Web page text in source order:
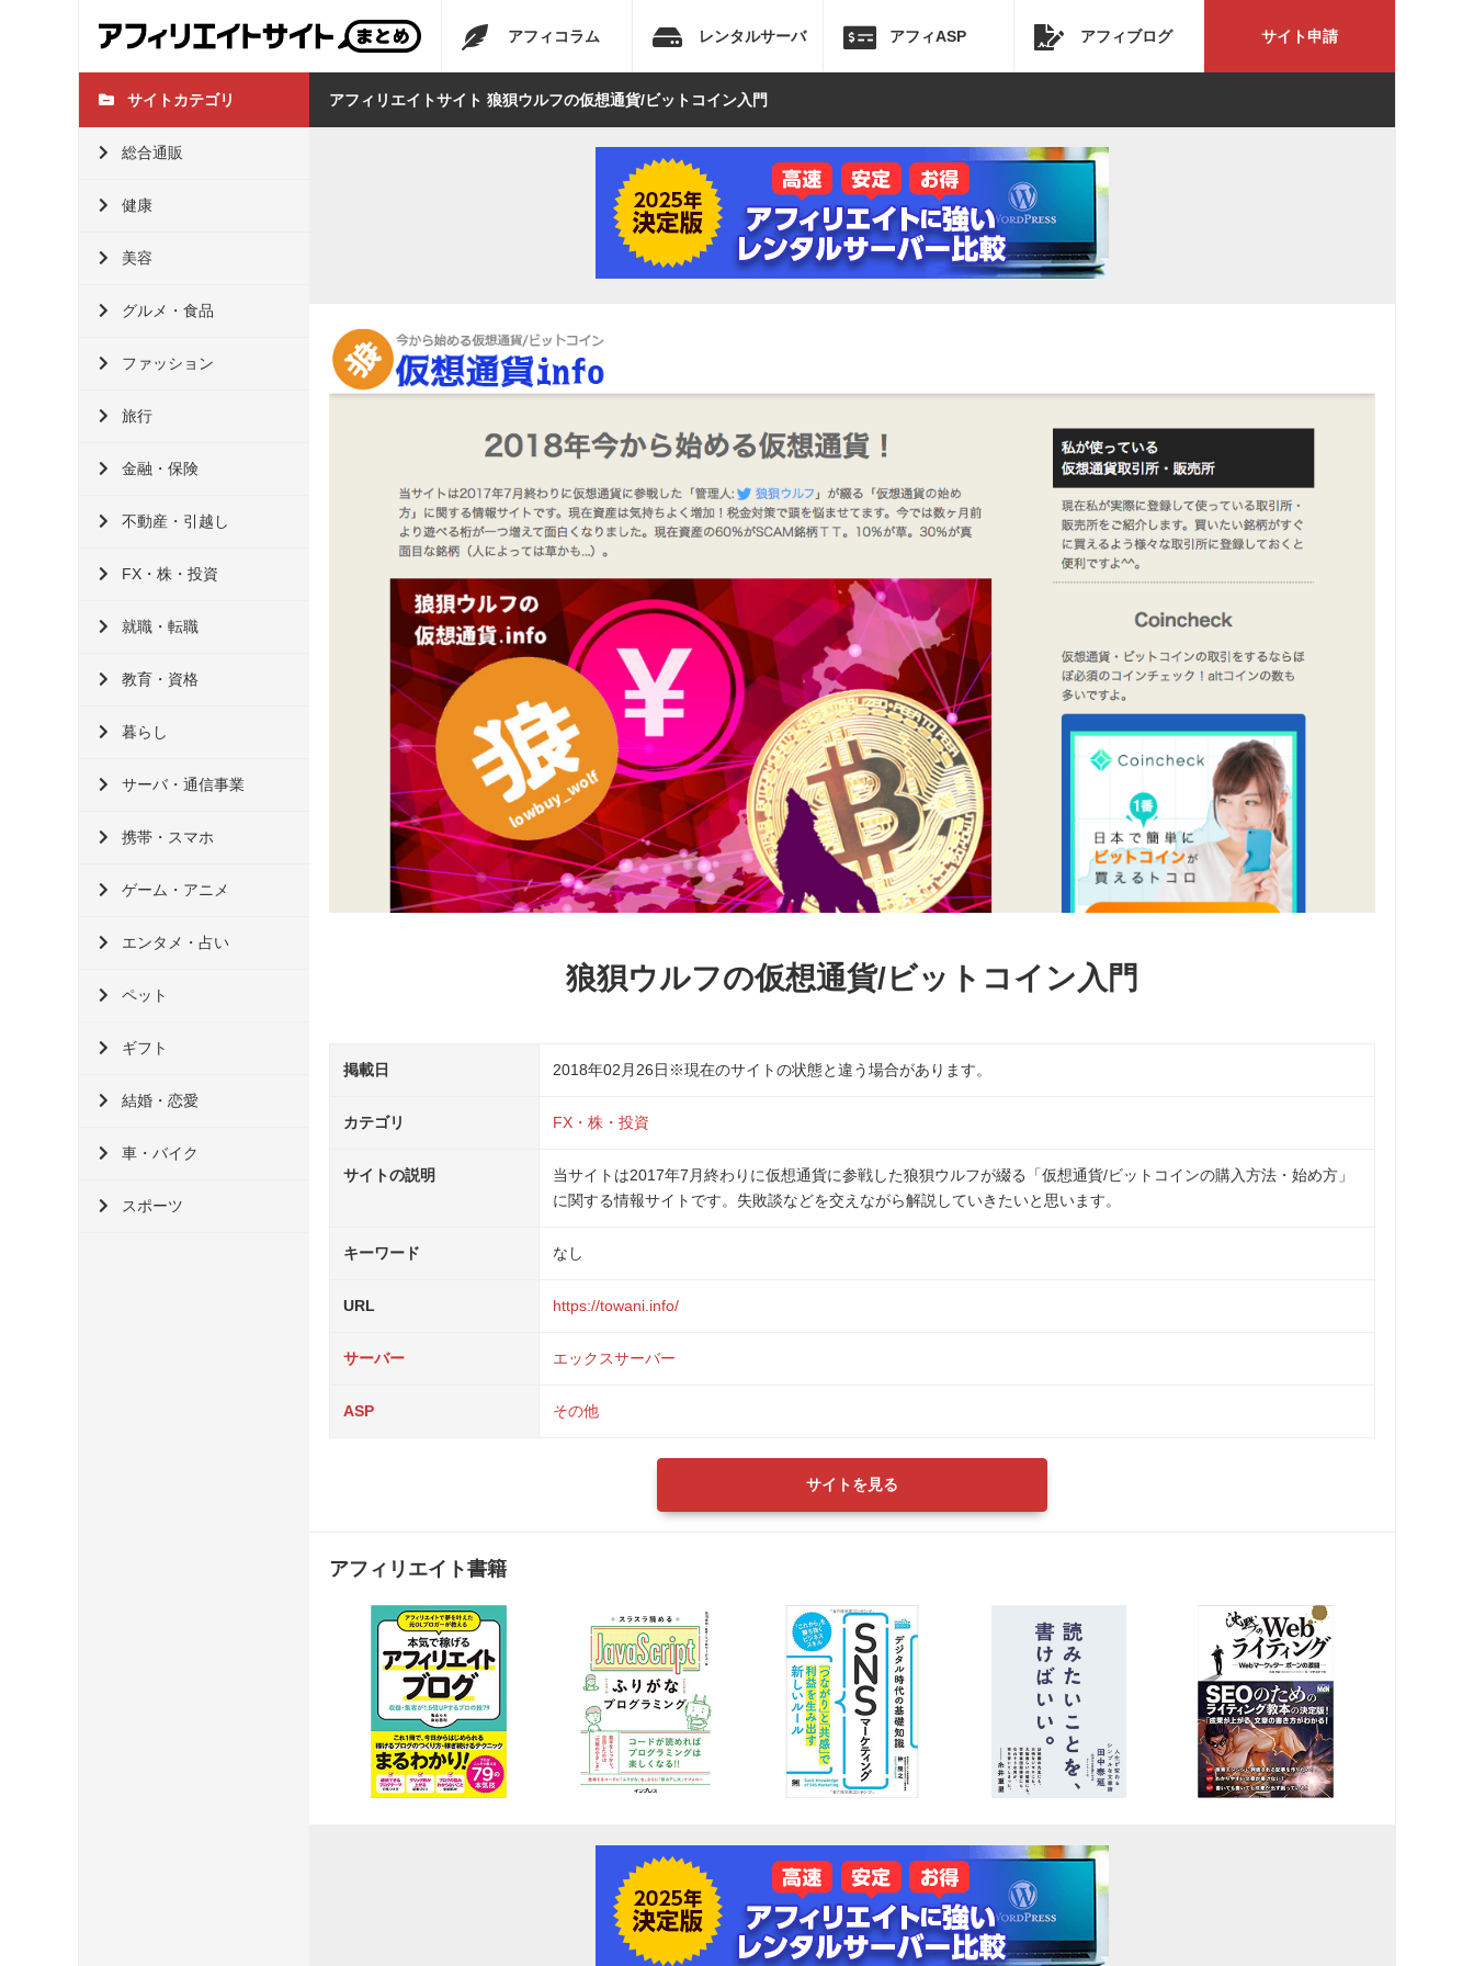
アフィコラム レンタルサーバ アフィASP アフィブログ サイト申請
サイトカテゴリ
総合通販
健康
美容
グルメ・食品
ファッション
旅行
金融・保険
不動産・引越し
FX・株・投資
就職・転職
教育・資格
暮らし
サーバ・通信事業
携帯・スマホ
ゲーム・アニメ
エンタメ・占い
ペット
ギフト
結婚・恋愛
車・バイク
スポーツ
アフィリエイトサイト 狼狽ウルフの仮想通貨/ビットコイン入門
狼狽ウルフの仮想通貨/ビットコイン入門
掲載日 2018年02月26日 ※現在のサイトの状態と違う場合があります。
カテゴリ FX・株・投資
サイトの説明
当サイトは2017年7月終わりに仮想通貨に参戦した狼狽ウルフが綴る「仮想通貨/ビットコインの購入方法・始め方」
に関する情報サイトです。失敗談などを交えながら解説していきたいと思います。
キーワード なし
URL https://towani.info/
サーバー エックスサーバー
ASP その他
サイトを見る
アフィリエイト書籍